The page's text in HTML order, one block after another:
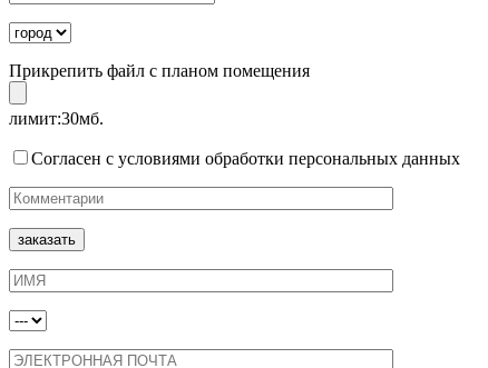
Прикрепить файл с планом помещения
лимит:30мб.
Согласен с условиями обработки персональных данных